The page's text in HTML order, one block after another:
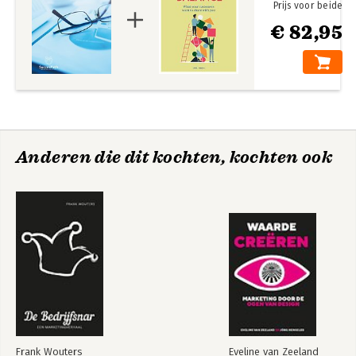
€ 82,95
Prijs voor beide
Anderen die dit kochten, kochten ook
Frank Wouters Eveline van Zeeland